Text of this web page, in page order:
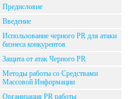
Предисловие
Введение
Использование черного PR для атаки
бизнеса конкурентов
Защита от атак Черного PR
Методы работы со Средствами
Массовой Информации
Организация PR работы